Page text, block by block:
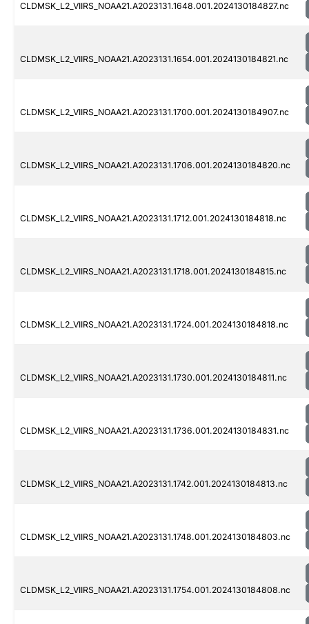
CLDMSK_L2_VIIRS_NOAA21.A2023131.1648.001.2024130184827.nc
CLDMSK_L2_VIIRS_NOAA21.A2023131.1654.001.2024130184821.nc
CLDMSK_L2_VIIRS_NOAA21.A2023131.1700.001.2024130184907.nc
CLDMSK_L2_VIIRS_NOAA21.A2023131.1706.001.2024130184820.nc
CLDMSK_L2_VIIRS_NOAA21.A2023131.1712.001.2024130184818.nc
CLDMSK_L2_VIIRS_NOAA21.A2023131.1718.001.2024130184815.nc
CLDMSK_L2_VIIRS_NOAA21.A2023131.1724.001.2024130184818.nc
CLDMSK_L2_VIIRS_NOAA21.A2023131.1730.001.2024130184811.nc
CLDMSK_L2_VIIRS_NOAA21.A2023131.1736.001.2024130184831.nc
CLDMSK_L2_VIIRS_NOAA21.A2023131.1742.001.2024130184813.nc
CLDMSK_L2_VIIRS_NOAA21.A2023131.1748.001.2024130184803.nc
CLDMSK_L2_VIIRS_NOAA21.A2023131.1754.001.2024130184808.nc